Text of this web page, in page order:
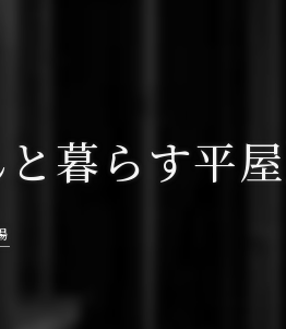
暮らす平屋